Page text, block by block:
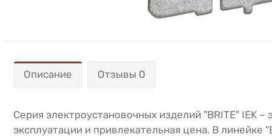
Описание Отзывы 0
Серия электроустановочных изделий "BRITE" IEK
эксплуатации и привлекательная цена. В